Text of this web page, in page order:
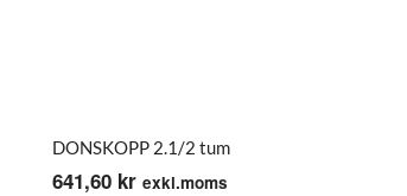
DONSKOPP 2.1/2 tum
641,60 kr exkl.moms